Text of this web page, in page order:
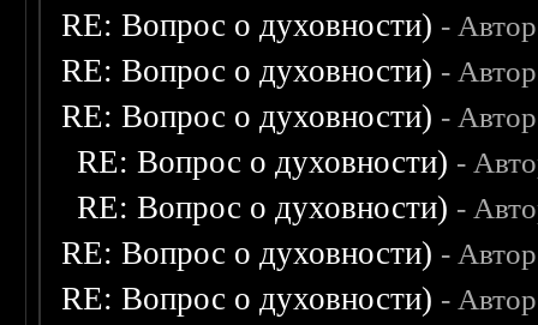
RE: Вопрос о духовности) -
RE: Вопрос о духовности) -
RE: Вопрос о духовности) -
RE: Вопрос о духовности) -
RE: Вопрос о духовности) -
RE: Вопрос о духовности) -
RE: Вопрос о духовности) -